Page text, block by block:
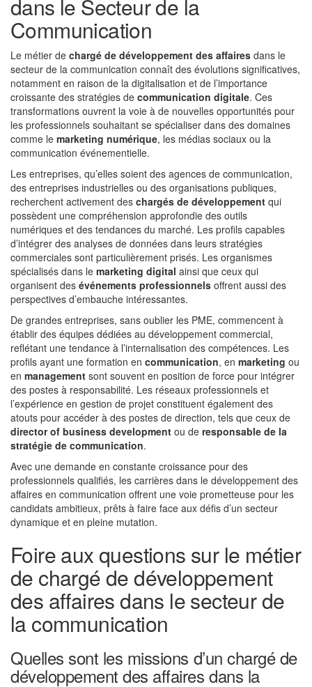
dans le Secteur de la
Communication
Le métier de chargé de développement des affaires dans le
secteur de la communication connaît des évolutions significatives,
notamment en raison de la digitalisation et de l’importance
croissante des stratégies de communication digitale. Ces
transformations ouvrent la voie à de nouvelles opportunités pour
les professionnels souhaitant se spécialiser dans des domaines
comme le marketing numérique, les médias sociaux ou la
communication événementielle.
Les entreprises, qu’elles soient des agences de communication,
des entreprises industrielles ou des organisations publiques,
recherchent activement des chargés de développement qui
possèdent une compréhension approfondie des outils
numériques et des tendances du marché. Les profils capables
d’intégrer des analyses de données dans leurs stratégies
commerciales sont particulièrement prisés. Les organismes
spécialisés dans le marketing digital ainsi que ceux qui
organisent des événements professionnels offrent aussi des
perspectives d’embauche intéressantes.
De grandes entreprises, sans oublier les PME, commencent à
établir des équipes dédiées au développement commercial,
reflétant une tendance à l’internalisation des compétences. Les
profils ayant une formation en communication, en marketing ou
en management sont souvent en position de force pour intégrer
des postes à responsabilité. Les réseaux professionnels et
l’expérience en gestion de projet constituent également des
atouts pour accéder à des postes de direction, tels que ceux de
director of business development ou de responsable de la
stratégie de communication.
Avec une demande en constante croissance pour des
professionnels qualifiés, les carrières dans le développement des
affaires en communication offrent une voie prometteuse pour les
candidats ambitieux, prêts à faire face aux défis d’un secteur
dynamique et en pleine mutation.
Foire aux questions sur le métier
de chargé de développement
des affaires dans le secteur de
la communication
Quelles sont les missions d’un chargé de
développement des affaires dans la